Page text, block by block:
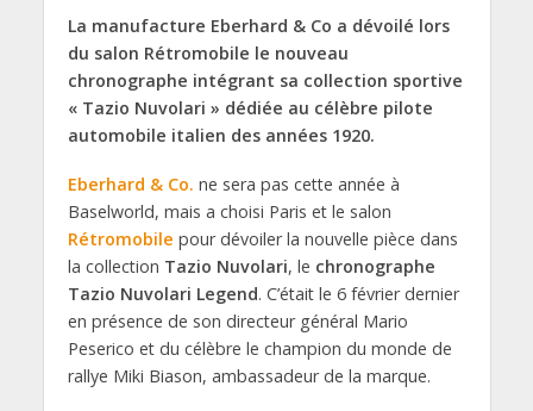
La manufacture Eberhard & Co a dévoilé lors
du salon Rétromobile le nouveau
chronographe intégrant sa collection sportive
« Tazio Nuvolari » dédiée au célèbre pilote
automobile italien des années 1920.
Eberhard & Co. ne sera pas cette année à
Baselworld, mais a choisi Paris et le salon
Rétromobile pour dévoiler la nouvelle pièce dans
la collection Tazio Nuvolari, le chronographe
Tazio Nuvolari Legend. C’était le 6 février dernier
en présence de son directeur général Mario
Peserico et du célèbre le champion du monde de
rallye Miki Biason, ambassadeur de la marque.